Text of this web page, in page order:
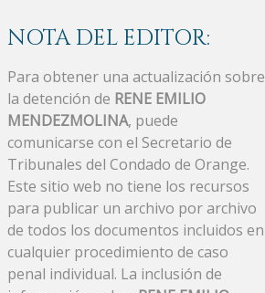
NOTA DEL EDITOR:
Para obtener una actualización sobre
la detención de RENE EMILIO
MENDEZMOLINA, puede
comunicarse con el Secretario de
Tribunales del Condado de Orange.
Este sitio web no tiene los recursos
para publicar un archivo por archivo
de todos los documentos incluidos en
cualquier procedimiento de caso
penal individual. La inclusión de